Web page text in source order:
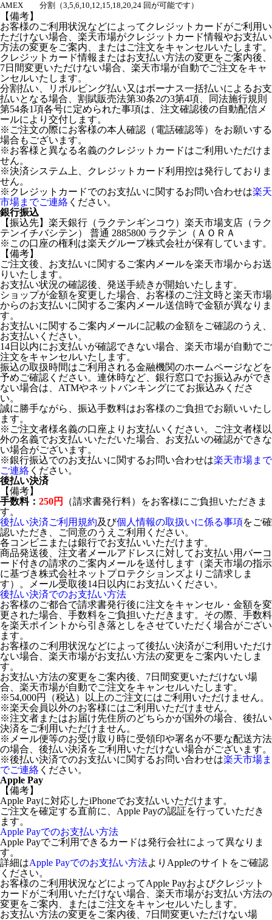
AMEX
分割（3,5,6,10,12,15,18,20,24 回が可能です）
【備考】
お客様のご利用状況などによってクレジットカードがご利用い
ただけない場合、楽天市場がクレジットカード情報やお支払い
方法の変更をご案内、またはご注文をキャンセルいたします。
クレジットカード情報またはお支払い方法の変更をご案内後、
7日間変更いただけない場合、楽天市場が自動でご注文をキャ
ンセルいたします。
分割払い、リボルビング払い又はボーナス一括払いによるお支
払いとなる場合、割賦販売法第30条2の3第4項、同法施行規則
第54条1項各号に定められた事項は、注文確認後の自動配信メ
ールにより交付します。
※ご注文の際にお客様の本人確認（電話確認等）をお願いする
場合もございます。
※お客様と異なる名義のクレジットカードはご利用いただけま
せん。
※決済システム上、クレジットカード利用控は発行しておりま
せん。
※クレジットカードでのお支払いに関するお問い合わせは楽天
市場までご連絡 ください。
銀行振込
【振込先】楽天銀行（ラクテンギンコウ）楽天市場支店（ラク
テンイチバシテン） 普通 2885800 ラクテン（ＡＯＲＡ
※この口座の権利は楽天グループ株式会社が保有しています。
【備考】
ご注文後、お支払いに関するご案内メールを楽天市場からお送
りいたします。
お支払い状況の確認後、発送手続きが開始いたします。
ショップが金額を変更した場合、お客様のご注文時と楽天市場
からのお支払いに関するご案内メール送信時で金額が異なりま
す。
お支払いに関するご案内メールに記載の金額をご確認のうえ、
お支払いください。
14日以内にお支払いが確認できない場合、楽天市場が自動でご
注文をキャンセルいたします。
振込の取扱時間はご利用される金融機関のホームページなどを
予めご確認ください。連休時など、銀行窓口でお振込みができ
ない場合は、ATMやネットバンキングにてお振込みくださ
い。
誠に勝手ながら、振込手数料はお客様のご負担でお願いいたし
ます。
※ご注文者様名義の口座よりお支払いください。ご注文者様以
外の名義でお支払いいただいた場合、お支払いの確認ができな
い場合がございます。
※銀行振込でのお支払いに関するお問い合わせは楽天市場まで
ご連絡 ください。
後払い決済
【備考】
手数料： 250円
（請求書発行料）をお客様にご負担いただきま
す。
後払い決済ご利用規約及び個人情報の取扱いに係る事項をご確
認いただき、ご同意のうえご利用ください。
各コンビニまたは銀行でお支払いいただけます。
商品発送後、注文者メールアドレスに対してお支払い用バーコ
ード付きの請求のご案内メールを送付します（楽天市場の指示
に基づき株式会社ネットプロテクションズよりご請求しま
す）。メール受取後14日以内にお支払いください。
後払い決済でのお支払い方法
お客様のご都合で請求書発行後に注文をキャンセル・金額を変
更された場合、手数料をご負担いただきます。その際、手数料
を楽天ポイントから引き落としをさせていただく場合がござい
ます。
お客様のご利用状況などによって後払い決済がご利用いただけ
ない場合、楽天市場がお支払い方法の変更をご案内いたしま
す。
お支払い方法の変更をご案内後、7日間変更いただけない場
合、楽天市場が自動でご注文をキャンセルいたします。
※54,000円（税込）以上のご注文にはご利用いただけません。
※楽天会員以外のお客様にはご利用いただけません。
※注文者またはお届け先住所のどちらかが国外の場合、後払い
決済をご利用いただけません。
※メール便等のお受け取り時に受領印や署名が不要な配送方法
の場合、後払い決済をご利用いただけない場合がございます。
※後払い決済でのお支払いに関するお問い合わせは楽天市場ま
でご連絡 ください。
Apple Pay
【備考】
Apple Payに対応したiPhoneでお支払いいただけます。
ご注文を確定する直前に、Apple Payの認証を行っていただき
ます。
Apple Payでのお支払い方法
Apple Payでご利用できるカードは発行会社によって異なりま
す。
詳細はApple Payでのお支払い方法よりAppleのサイトをご確認
ください。
お客様のご利用状況などによってApple Payおよびクレジット
カードがご利用いただけない場合、楽天市場がお支払い方法の
変更をご案内、またはご注文をキャンセルいたします。
お支払い方法の変更をご案内後、7日間変更いただけない場